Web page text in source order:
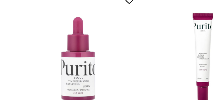
ispod svog uobičajenog proizvoda za njegu kože. Za
svakodnevnu upotrebu ili kao tretman. Okrenite poklopac
u smjeru suprotnom od kazaljke na satu (otprilike ½
okreta), mehanizam za ispuštanje će se podići do vrha i
pipeta će se napuniti serumom. Nastavite okretati čep u
smjeru suprotnom od kazaljke na satu kako biste otvorili
bočicu. Serum se istiskuje iz pipete pritiskom na poklopac.
Za sve tipove kože.